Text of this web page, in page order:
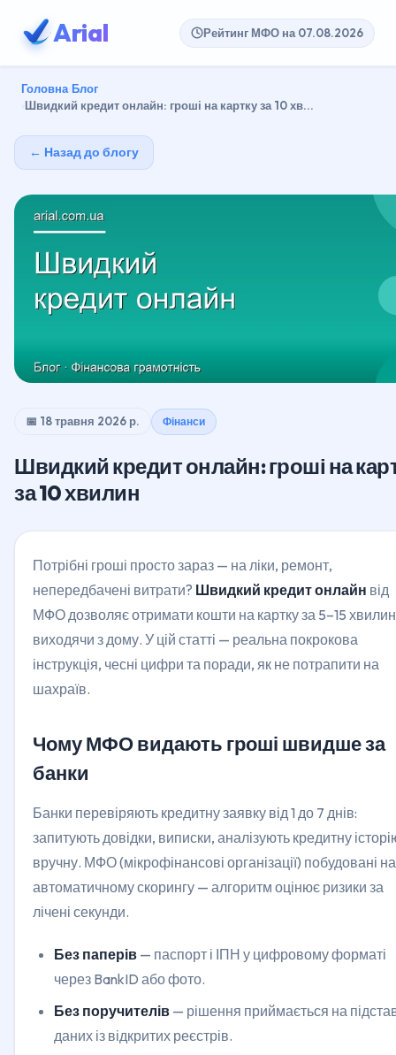
Arial Рейтинг МФО на 07.08.2026
Головна Блог
Швидкий кредит онлайн: гроші на картку за 10 хв...
← Назад до блогу
📅 18 травня 2026 р. Фінанси
Швидкий кредит онлайн: гроші на
за 10 хвилин
Потрібні гроші просто зараз — на ліки, ремонт,
непередбачені витрати? Швидкий кредит онлайн від
МФО дозволяє отримати кошти на картку за 5–15
виходячи з дому. У цій статті — реальна покрокова
інструкція, чесні цифри та поради, як не потрапити на
шахраїв.
Чому МФО видають гроші швидше за
банки
Банки перевіряють кредитну заявку від 1 до 7 днів:
запитують довідки, виписки, аналізують кредитну
вручну. МФО (мікрофінансові організації) побудовані на
автоматичному скорингу — алгоритм оцінює ризики за
лічені секунди.
Без паперів — паспорт і ІПН у цифровому форматі
через BankID або фото.
Без поручителів — рішення приймається на
даних із відкритих реєстрів.